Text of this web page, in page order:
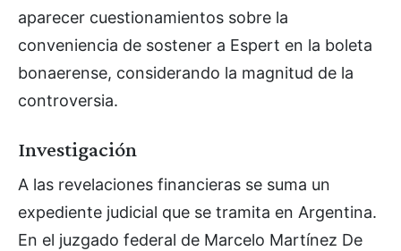
aparecer cuestionamientos sobre la
conveniencia de sostener a Espert en la boleta
bonaerense, considerando la magnitud de la
controversia.
Investigación
A las revelaciones financieras se suma un
expediente judicial que se tramita en Argentina.
En el juzgado federal de Marcelo Martínez De